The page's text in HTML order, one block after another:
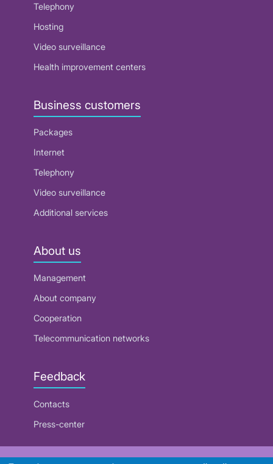
Telephony
Hosting
Video surveillance
Health improvement centers
Business customers
Packages
Internet
Telephony
Video surveillance
Additional services
About us
Management
About company
Cooperation
Telecommunication networks
Feedback
Contacts
Press-center
RUE "Beltelecom"